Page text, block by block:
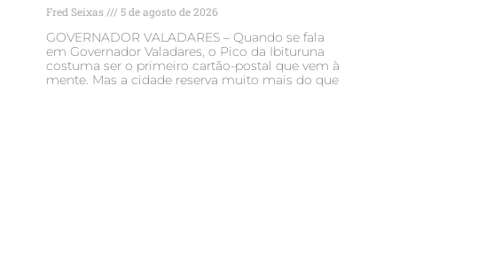
Fred Seixas 5 de agosto de 2026
GOVERNADOR VALADARES – Quando se fala
em Governador Valadares, o Pico da Ibituruna
costuma ser o primeiro cartão-postal que vem à
mente. Mas a cidade reserva muito mais do que